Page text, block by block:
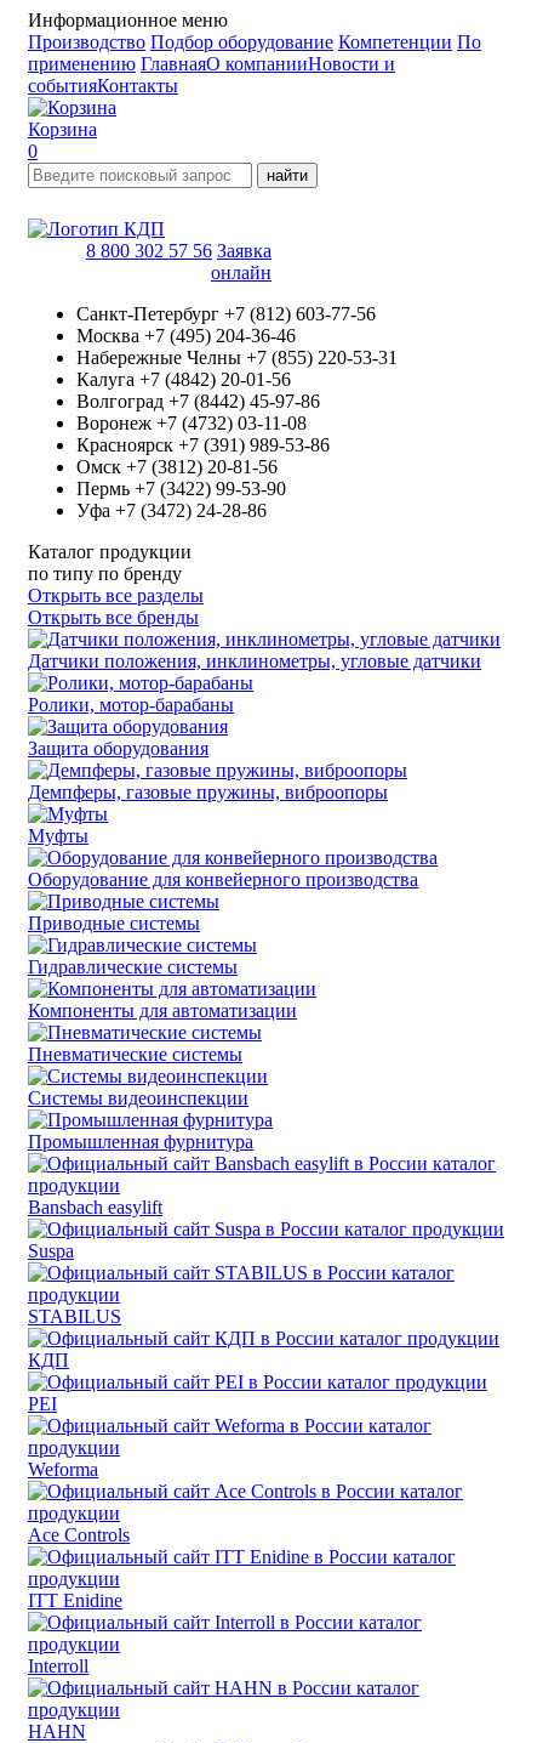
Информационное меню
Производство Подбор оборудование Компетенции По
применению ГлавнаяО компанииНовости и
событияКонтакты
Корзина
0
найти
8 800 302 57 56 Заявка
онлайн
Санкт-Петербург +7 (812) 603-77-56
Москва +7 (495) 204-36-46
Набережные Челны +7 (855) 220-53-31
Калуга +7 (4842) 20-01-56
Волгоград +7 (8442) 45-97-86
Воронеж +7 (4732) 03-11-08
Красноярск +7 (391) 989-53-86
Омск +7 (3812) 20-81-56
Пермь +7 (3422) 99-53-90
Уфа +7 (3472) 24-28-86
Каталог продукции
по типу по бренду
Открыть все разделы
Открыть все бренды
Датчики положения, инклинометры, угловые датчики
Ролики, мотор-барабаны
Защита оборудования
Демпферы, газовые пружины, виброопоры
Муфты
Оборудование для конвейерного производства
Приводные системы
Гидравлические системы
Компоненты для автоматизации
Пневматические системы
Системы видеоинспекции
Промышленная фурнитура
Bansbach easylift
Suspa
STABILUS
КДП
PEI
Weforma
Ace Controls
ITT Enidine
Interroll
HAHN